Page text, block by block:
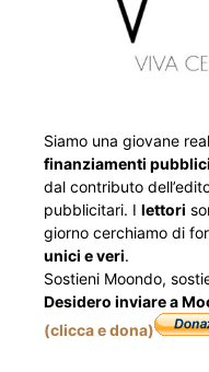
Siamo una giovane
finanziamenti pubblici
dal contributo
pubblicitari. I lettori
giorno cerchiamo di
unici e veri.
Sostieni Moondo,
Desidero inviare a
(clicca e dona)